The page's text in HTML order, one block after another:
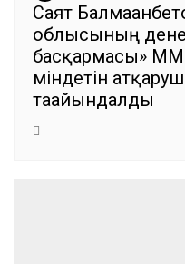
Саят
облысының
басқармасы»
міндетін
тағайындалды